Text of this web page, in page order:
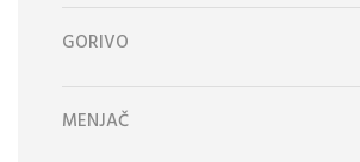
GORIVO
MENJAČ